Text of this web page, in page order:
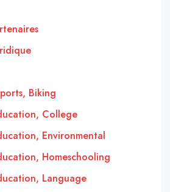
Biking
College
Environmental
Homeschooling
Language